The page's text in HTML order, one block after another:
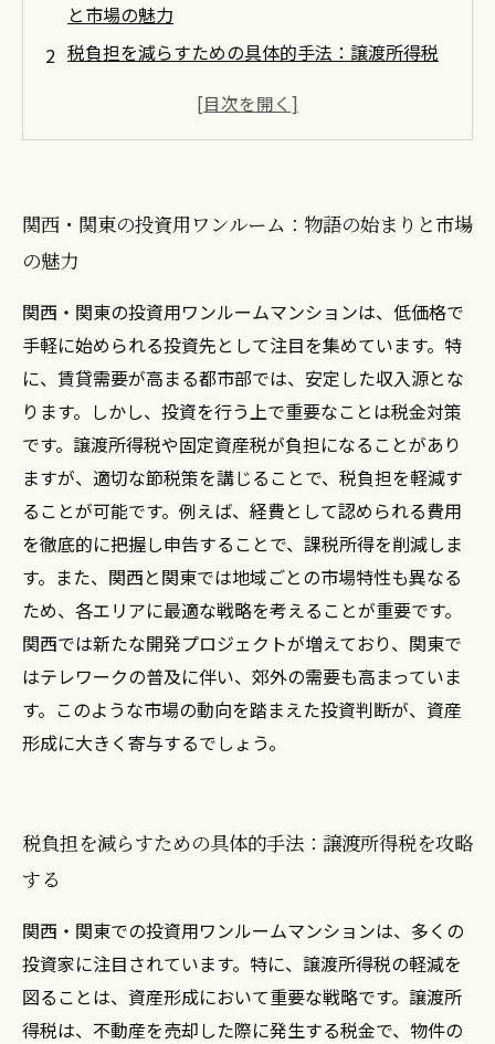
と市場の魅力
税負担を減らすための具体的手法：譲渡所得税
地域特性を活かした戦略：関西・関東の違いを
は
賢い投資家になるための実践的ステップ
未来の不動産売却に向けて：成功するための最
終ガイド
関西・関東の投資用ワンルーム：物語の始まりと市場
の魅力
関西・関東の投資用ワンルームマンションは、低価格で
手軽に始められる投資先として注目を集めています。特
に、賃貸需要が高まる都市部では、安定した収入源とな
ります。しかし、投資を行う上で重要なことは税金対策
です。譲渡所得税や固定資産税が負担になることがあり
ますが、適切な節税策を講じることで、税負担を軽減す
ることが可能です。例えば、経費として認められる費用
を徹底的に把握し申告することで、課税所得を削減しま
す。また、関西と関東では地域ごとの市場特性も異なる
ため、各エリアに最適な戦略を考えることが重要です。
関西では新たな開発プロジェクトが増えており、関東で
はテレワークの普及に伴い、郊外の需要も高まっていま
す。このような市場の動向を踏まえた投資判断が、資産
形成に大きく寄与するでしょう。
税負担を減らすための具体的手法：譲渡所得税を攻略
する
関西・関東での投資用ワンルームマンションは、多くの
投資家に注目されています。特に、譲渡所得税の軽減を
図ることは、資産形成において重要な戦略です。譲渡所
得税は、不動産を売却した際に発生する税金で、物件の